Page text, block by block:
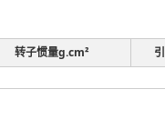
转子惯量g.cm²